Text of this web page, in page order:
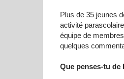
Plus de 35 jeunes
activité parascolaire
équipe de membres
quelques
Que penses-tu de